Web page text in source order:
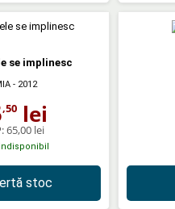
se implinesc
- 2012
,50 lei
65,00 lei
stoc